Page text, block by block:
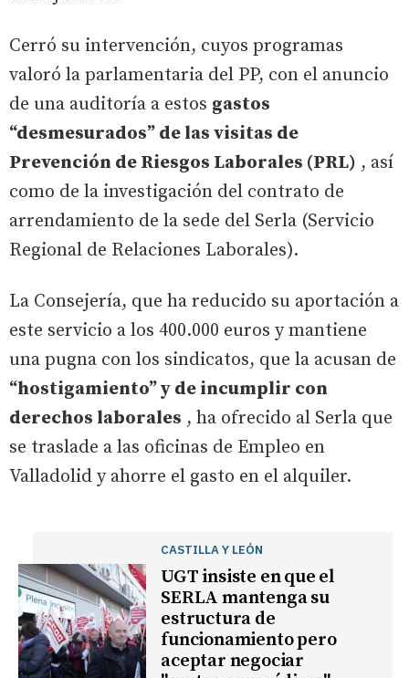
Cerró su intervención, cuyos programas
valoró la parlamentaria del PP, con el anuncio
de una auditoría a estos gastos
“desmesurados” de las visitas de
Prevención de Riesgos Laborales (PRL) , así
como de la investigación del contrato de
arrendamiento de la sede del Serla (Servicio
Regional de Relaciones Laborales).
La Consejería, que ha reducido su aportación a
este servicio a los 400.000 euros y mantiene
una pugna con los sindicatos, que la acusan de
“hostigamiento” y de incumplir con
derechos laborales , ha ofrecido al Serla que
se traslade a las oficinas de Empleo en
Valladolid y ahorre el gasto en el alquiler.
CASTILLA Y LEÓN
UGT insiste en que el
SERLA mantenga su
estructura de
funcionamiento pero
aceptar negociar